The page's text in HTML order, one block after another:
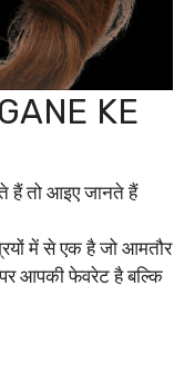
KE
हैं तो आइए जानते हैं
में से एक है जो आमतौर
पर आपकी फेवरेट है बल्कि